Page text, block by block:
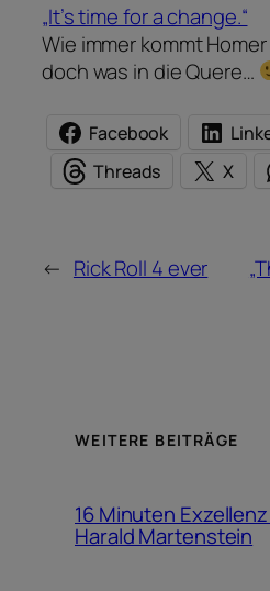
„It’s time for a change.“
Wie immer kommt
doch was in die Quere…
Facebook
Threads
X
← Rick Roll 4 ever
WEITERE BEITRÄGE
16 Minuten
Harald Martenstein